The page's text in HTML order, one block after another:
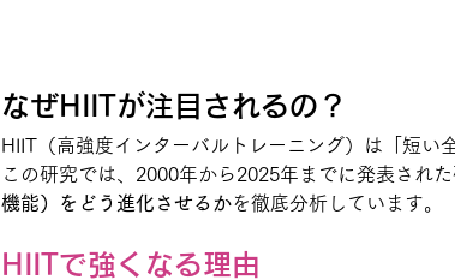
なぜHIITが注目されるの？
HIIT（高強度インターバルトレーニング）は「短い
この研究では、2000年から2025年までに発表され
機能）をどう進化させるかを徹底分析しています。
HIITで強くなる理由